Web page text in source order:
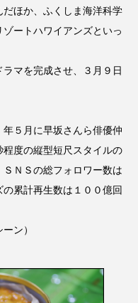
ほか、ふくしま海洋科学
ートハワイアンズといっ
マを完成させ、３月９日
５月に早坂さんら俳優仲
度の縦型短尺スタイルの
ＳＮＳの総フォロワー数は
累計再生数は１００億回
ン）